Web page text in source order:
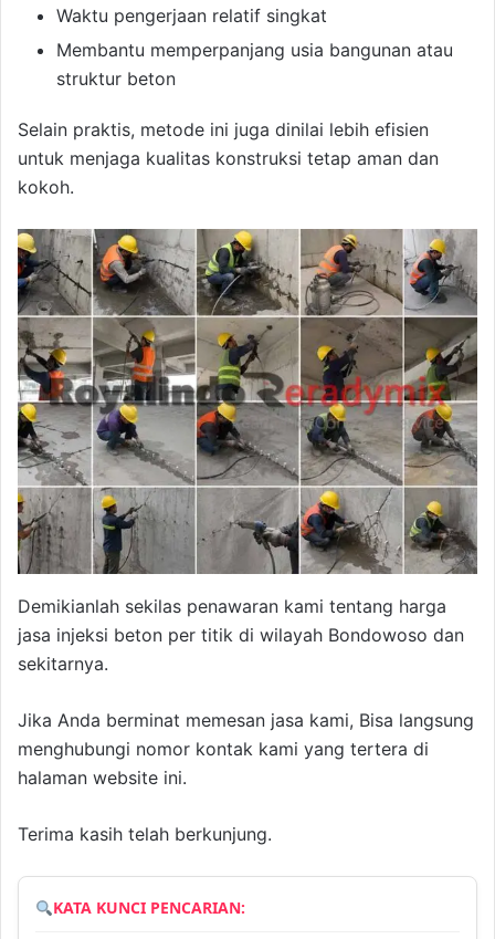
Waktu pengerjaan relatif singkat
Membantu memperpanjang usia bangunan atau
struktur beton
Selain praktis, metode ini juga dinilai lebih efisien
untuk menjaga kualitas konstruksi tetap aman dan
kokoh.
Demikianlah sekilas penawaran kami tentang harga
jasa injeksi beton per titik di wilayah Bondowoso dan
sekitarnya.
Jika Anda berminat memesan jasa kami, Bisa langsung
menghubungi nomor kontak kami yang tertera di
halaman website ini.
Terima kasih telah berkunjung.
KATA KUNCI PENCARIAN: